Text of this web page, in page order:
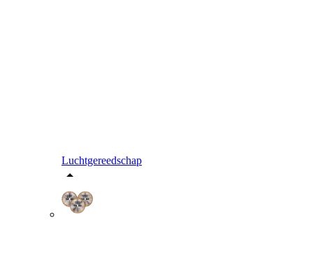
Luchtgereedschap